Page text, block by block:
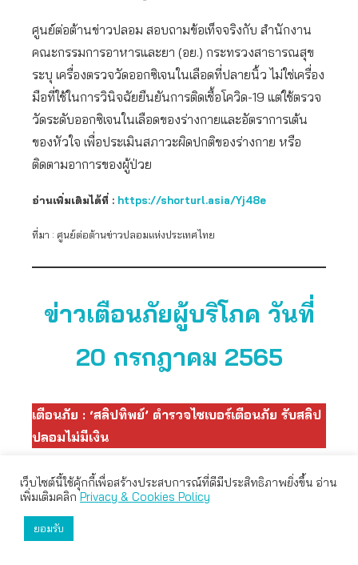
ศูนย์ต่อต้านข่าวปลอม สอบถามข้อเท็จจริงกับ สำนักงาน
คณะกรรมการอาหารและยา (อย.) กระทรวงสาธารณสุข
ระบุ เครื่องตรวจวัดออกซิเจนในเลือดที่ปลายนิ้ว ไม่ใช่เครื่อง
มือที่ใช้ในการวินิจฉัยยืนยันการติดเชื้อโควิด-19 แต่ใช้ตรวจ
วัดระดับออกซิเจนในเลือดของร่างกายและอัตราการเต้น
ของหัวใจ เพื่อประเมินสภาวะผิดปกติของร่างกาย หรือ
ติดตามอาการของผู้ป่วย
อ่านเพิ่มเติมได้ที่ : https://shorturl.asia/Yj48e
ที่มา : ศูนย์ต่อต้านข่าวปลอมแห่งประเทศไทย
ข่าวเตือนภัยผู้บริโภค วันที่
20 กรกฎาคม 2565
เตือนภัย : ‘สลิปทิพย์’ ตำรวจไซเบอร์เตือนภัย รับสลิป
ปลอมไม่มีเงิน
แม่ค้า พ่อค้าออนไลน์ ต้องไม่พลาดคลิปนี้ ตำรวจไซเบอร์
เตือนภัย พ่อค้าแม่ค้าอย่าเพิ่งไว้ใจลูกค้า ที่แกล้งส่งสลิปมา
แต่ที่ไหนได้ เป็น
เว็บไซต์นี้ใช้คุ้กกี้เพื่อสร้างประสบการณ์ที่ดีมีประสิทธิภาพยิ่งขึ้น อ่าน
เพิ่มเติมคลิกPrivacy & Cookies Policy
ยอมรับ
เว็บไซต์นี้ใช้คุกกี้เพื่อมอบประสบการณ์การใช้งานที่ดีให้แก่ท่าน คุณ
สามารถเลือกตั้งค่าความเป็นส่วนตัวได้
ยอมรับทั้งหมด